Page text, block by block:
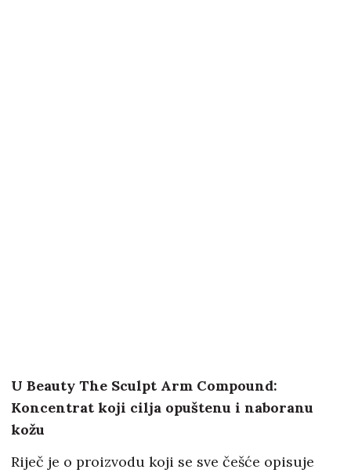
U Beauty The Sculpt Arm Compound:
Koncentrat koji cilja opuštenu i naboranu
kožu
Riječ je o proizvodu koji se sve češće opisuje